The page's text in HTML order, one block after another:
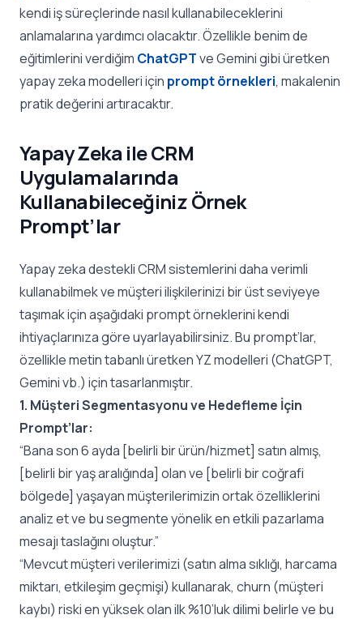
kendi iş süreçlerinde nasıl kullanabileceklerini
anlamalarına yardımcı olacaktır. Özellikle benim de
eğitimlerini verdiğim ChatGPTve Gemini gibi üretken
yapay zeka modelleri için prompt örnekleri, makalenin
pratik değerini artıracaktır.
Yapay Zeka ile CRM
Uygulamalarında
Kullanabileceğiniz Örnek
Prompt’lar
Yapay zeka destekli CRM sistemlerini daha verimli
kullanabilmek ve müşteri ilişkilerinizi bir üst seviyeye
taşımak için aşağıdaki prompt örneklerini kendi
ihtiyaçlarınıza göre uyarlayabilirsiniz. Bu prompt’lar,
özellikle metin tabanlı üretken YZ modelleri (ChatGPT,
Gemini vb.) için tasarlanmıştır.
1. Müşteri Segmentasyonu ve Hedefleme İçin
Prompt’lar:
“Bana son 6 ayda [belirli bir ürün/hizmet] satın almış,
[belirli bir yaş aralığında] olan ve [belirli bir coğrafi
bölgede] yaşayan müşterilerimizin ortak özelliklerini
analiz et ve bu segmente yönelik en etkili pazarlama
mesajı taslağını oluştur.”
“Mevcut müşteri verilerimizi (satın alma sıklığı, harcama
miktarı, etkileşim geçmişi) kullanarak, churn (müşteri
kaybı) riski en yüksek olan ilk %10’luk dilimi belirle ve bu